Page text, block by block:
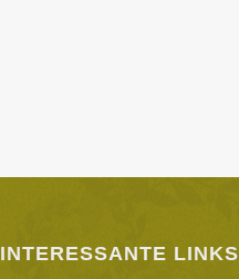
INTERESSANTE LINKS